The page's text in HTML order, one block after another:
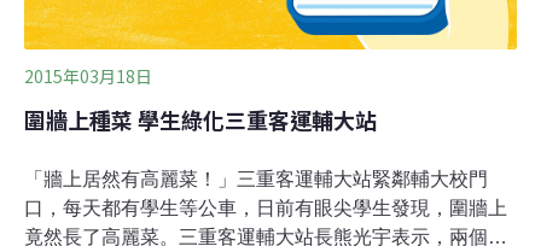
2015年03月18日
圍牆上種菜 學生綠化三重客運輔大站
「牆上居然有高麗菜！」三重客運輔大站緊鄰輔大校門
口，每天都有學生等公車，日前有眼尖學生發現，圍牆上
竟然長了高麗菜。三重客運輔大站長熊光宇表示，兩個多